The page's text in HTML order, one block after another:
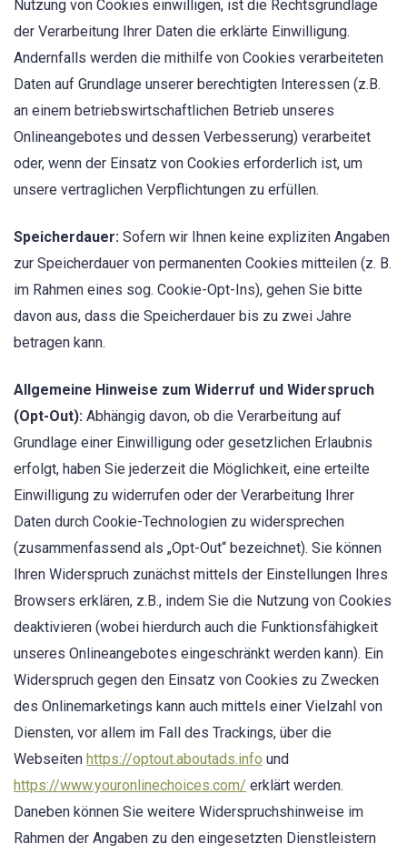
Nutzung von Cookies einwilligen, ist die Rechtsgrundlage
der Verarbeitung Ihrer Daten die erklärte Einwilligung.
Andernfalls werden die mithilfe von Cookies verarbeiteten
Daten auf Grundlage unserer berechtigten Interessen (z.B.
an einem betriebswirtschaftlichen Betrieb unseres
Onlineangebotes und dessen Verbesserung) verarbeitet
oder, wenn der Einsatz von Cookies erforderlich ist, um
unsere vertraglichen Verpflichtungen zu erfüllen.
Speicherdauer: Sofern wir Ihnen keine expliziten Angaben
zur Speicherdauer von permanenten Cookies mitteilen (z. B.
im Rahmen eines sog. Cookie-Opt-Ins), gehen Sie bitte
davon aus, dass die Speicherdauer bis zu zwei Jahre
betragen kann.
Allgemeine Hinweise zum Widerruf und Widerspruch
(Opt-Out): Abhängig davon, ob die Verarbeitung auf
Grundlage einer Einwilligung oder gesetzlichen Erlaubnis
erfolgt, haben Sie jederzeit die Möglichkeit, eine erteilte
Einwilligung zu widerrufen oder der Verarbeitung Ihrer
Daten durch Cookie-Technologien zu widersprechen
(zusammenfassend als „Opt-Out“ bezeichnet). Sie können
Ihren Widerspruch zunächst mittels der Einstellungen Ihres
Browsers erklären, z.B., indem Sie die Nutzung von Cookies
deaktivieren (wobei hierdurch auch die Funktionsfähigkeit
unseres Onlineangebotes eingeschränkt werden kann). Ein
Widerspruch gegen den Einsatz von Cookies zu Zwecken
des Onlinemarketings kann auch mittels einer Vielzahl von
Diensten, vor allem im Fall des Trackings, über die
Webseiten https://optout.aboutads.info und
https://www.youronlinechoices.com/ erklärt werden.
Daneben können Sie weitere Widerspruchshinweise im
Rahmen der Angaben zu den eingesetzten Dienstleistern